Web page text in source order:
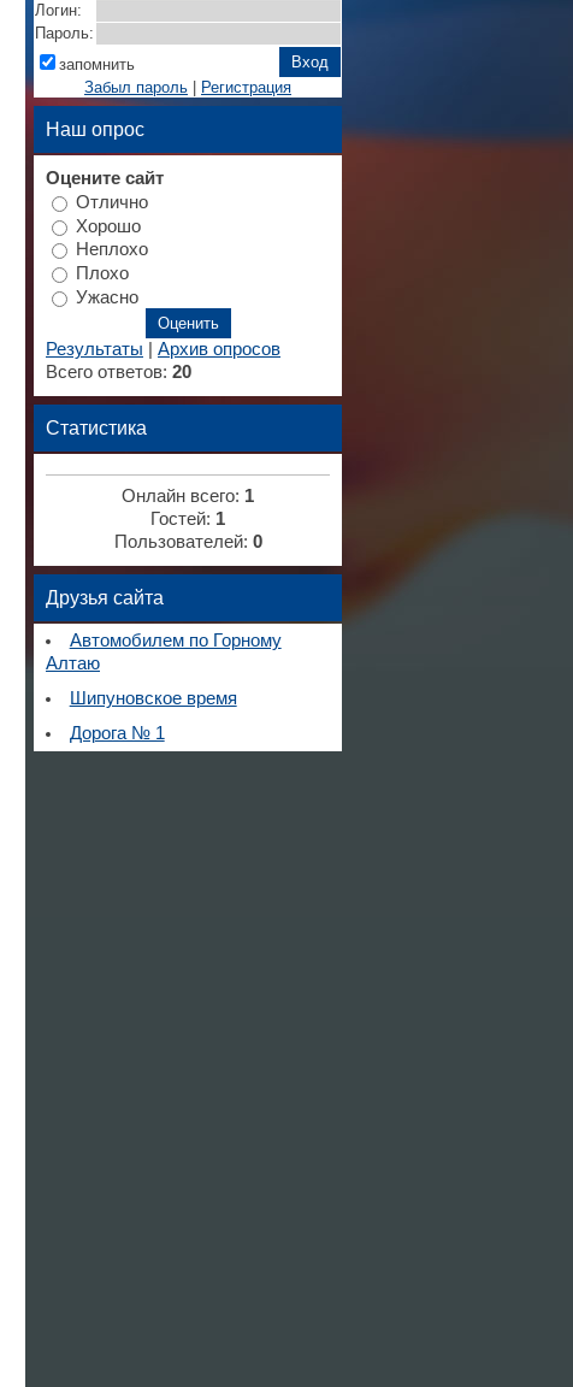
Логин:
Пароль:
запомнить
Забыл пароль
Регистрация
Наш опрос
Оцените сайт
Отлично
Хорошо
Неплохо
Плохо
Ужасно
Результаты
Архив опросов
Всего ответов: 20
Статистика
Онлайн всего: 1
Гостей: 1
Пользователей: 0
Друзья сайта
Автомобилем по Горному
Алтаю
Шипуновское время
Дорога № 1